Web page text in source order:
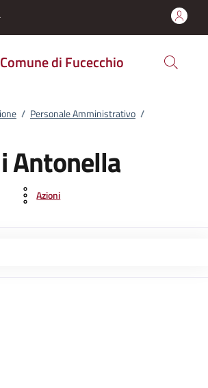
Comune di Fucecchio
/ Personale Amministrativo /
Antonella
Azioni